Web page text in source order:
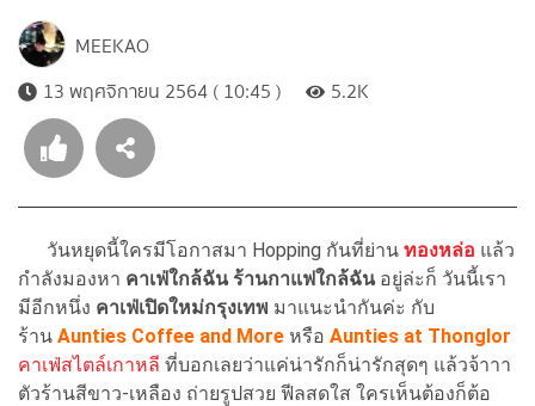
MEEKAO
13 พฤศจิกายน 2564 ( 10:45 )
5.2K
วันหยุดนี้ใครมีโอกาสมา Hopping กันที่ย่าน ทองหล่อ แล้ว
กำลังมองหา คาเฟ่ใกล้ฉัน ร้านกาแฟใกล้ฉันอยู่ล่ะก็ วันนี้เรา
มีอีกหนึ่ง คาเฟ่เปิดใหม่กรุงเทพ มาแนะนำกันค่ะ กับ
ร้าน Aunties Coffee and More หรือ Aunties at Thonglor
คาเฟ่สไตล์เกาหลี ที่บอกเลยว่าแค่น่ารักก็น่ารักสุดๆ แล้วจ้าาา
ตัวร้านสีขาว-เหลือง ถ่ายรูปสวย ฟีลสดใส ใครเห็นต้องก็ต้อ